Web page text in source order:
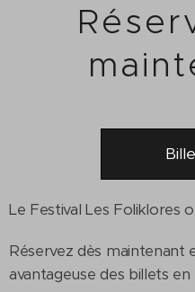
Le Festival Les Foliklores
Réservez dès
avantageuse des billets